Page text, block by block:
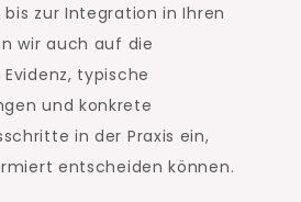
zur Integration in Ihren
wir auch auf die
typische
und konkrete
in der Praxis ein,
entscheiden können.